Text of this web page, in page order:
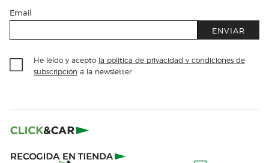
Email
ENVIAR
He leído y acepto la política de privacidad y condiciones de
subscripción a la newsletter